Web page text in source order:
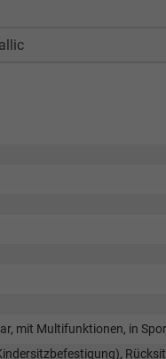
mit Multifunktionen, in